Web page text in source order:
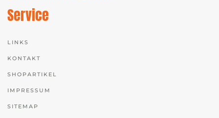
Service
LINKS
KONTAKT
SHOPARTIKEL
IMPRESSUM
SITEMAP